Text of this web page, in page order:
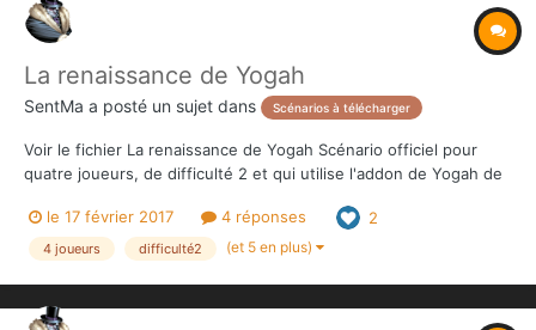
La renaissance de Yogah
SentMa a posté un sujet dans Scénarios à télécharger
Voir le fichier La renaissance de Yogah Scénario officiel pour
quatre joueurs, de difficulté 2 et qui utilise l'addon de Yogah de
le 17 février 2017
4 réponses 2
4 joueurs difficulté2 (et 5 en plus)